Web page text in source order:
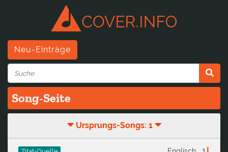
Neu-Einträge
Song-Seite
Ursprungs-Songs: 1